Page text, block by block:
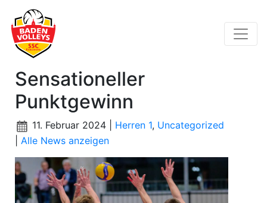
Sensationeller
Punktgewinn
11. Februar 2024 | Herren 1, Uncategorized
Alle News anzeigen